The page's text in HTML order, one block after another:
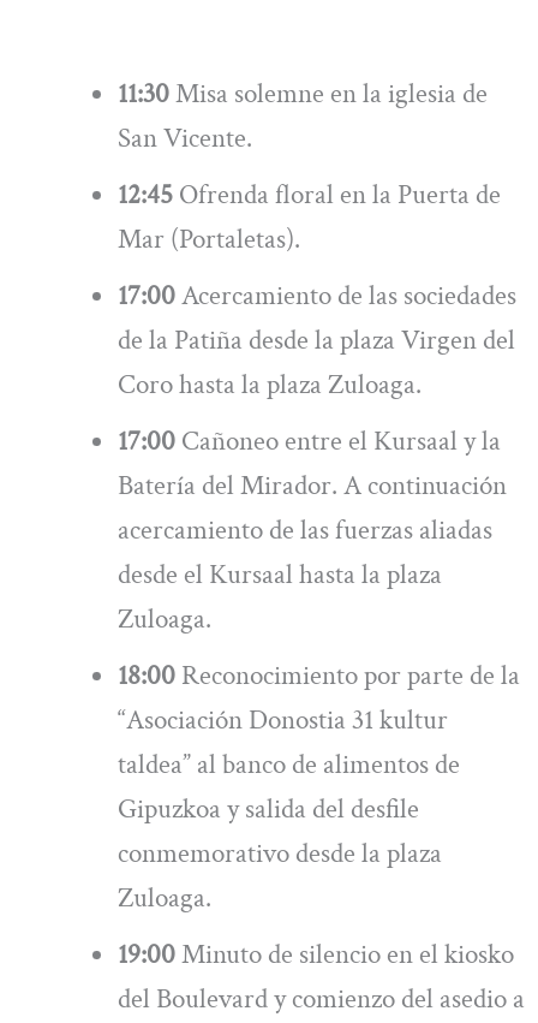
11:30Misa solemne en la iglesia de
San Vicente.
12:45 Ofrenda floral en la Puerta de
Mar (Portaletas).
17:00Acercamiento de las sociedades
de la Patiña desde la plaza Virgen del
Coro hasta la plaza Zuloaga.
17:00 Cañoneo entre el Kursaal y la
Batería del Mirador. A continuación
acercamiento de las fuerzas aliadas
desde el Kursaal hasta la plaza
Zuloaga.
18:00 Reconocimiento por parte de la
“Asociación Donostia 31 kultur
taldea” al banco de alimentos de
Gipuzkoa y salida del desfile
conmemorativo desde la plaza
Zuloaga.
19:00Minuto de silencio en el kiosko
del Boulevard y comienzo del asedio a